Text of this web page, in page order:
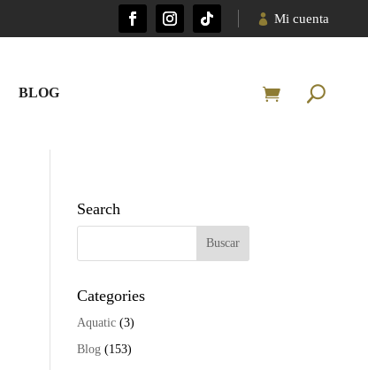
Mi cuenta
BLOG
Search
Categories
Aquatic (3)
Blog (153)